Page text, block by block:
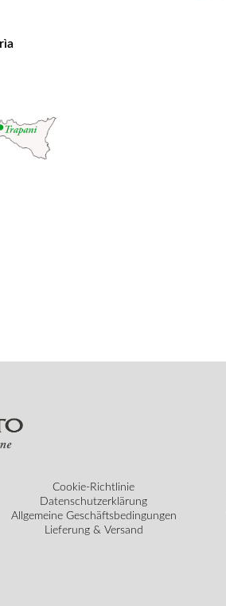
Cookie-Richtlinie
Datenschutzerklärung
Allgemeine Geschäftsbedingungen
Lieferung & Versand